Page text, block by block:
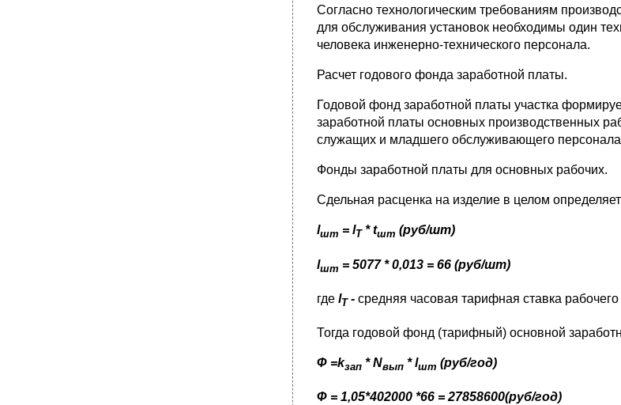
Согласно технологическим требованиям
для обслуживания установок необходимы один
человека инженерно-технического персонала.
Расчет годового фонда заработной платы.
Годовой фонд заработной платы участка
заработной платы основных производственных
служащих и младшего обслуживающего
Фонды заработной платы для основных рабочих.
Сдельная расценка на изделие в целом
lшт = lT* tшт (руб/шт)
lшт = 5077 * 0,013 = 66 (руб/шт)
где lT- средняя часовая тарифная ставка рабочего
Тогда годовой фонд (тарифный) основной
Ф =kзап * Nвып * lшт (руб/год)
Ф = 1,05*402000 *66 = 27858600(руб/год)